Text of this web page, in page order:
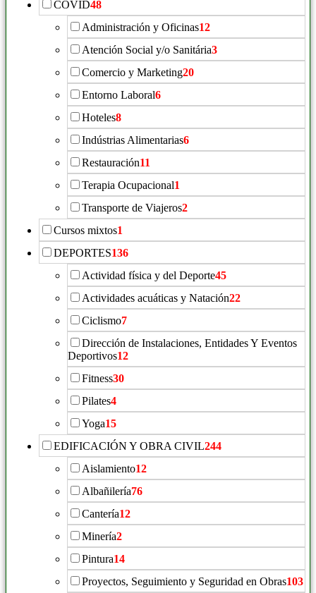
COVID48
Administración y Oficinas12
Atención Social y/o Sanitária3
Comercio y Marketing20
Entorno Laboral6
Hoteles8
Indústrias Alimentarias6
Restauración11
Terapia Ocupacional1
Transporte de Viajeros2
Cursos mixtos1
DEPORTES136
Actividad física y del Deporte45
Actividades acuáticas y Natación22
Ciclismo7
Dirección de Instalaciones, Entidades Y Eventos
Deportivos12
Fitness30
Pilates4
Yoga15
EDIFICACIÓN Y OBRA CIVIL244
Aislamiento12
Albañilería76
Cantería12
Minería2
Pintura14
Proyectos, Seguimiento y Seguridad en Obras103